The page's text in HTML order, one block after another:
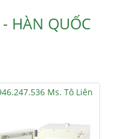
HÀN QUỐC
Ms. Tô Liên